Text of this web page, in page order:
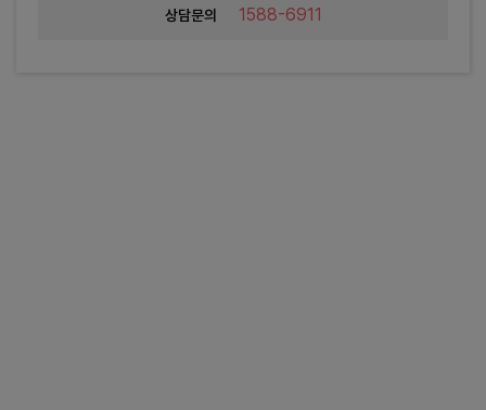
상담문의 1588-6911